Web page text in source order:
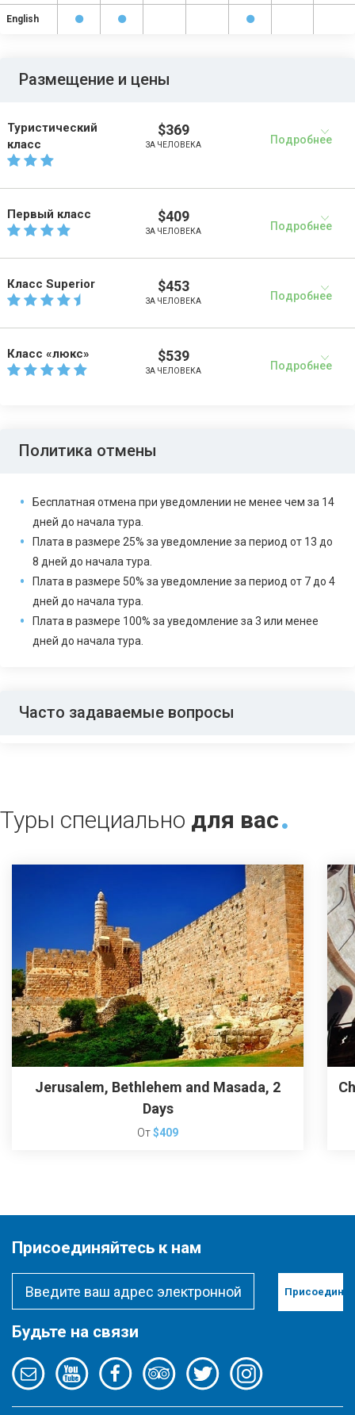
English
Размещение и цены
Туристический
класс
$369
ЗА ЧЕЛОВЕКА Подробнее
Первый класс $409
ЗА ЧЕЛОВЕКА Подробнее
Класс Superior $453
ЗА ЧЕЛОВЕКА Подробнее
Класс «люкс» $539
ЗА ЧЕЛОВЕКА Подробнее
Политика отмены
Бесплатная отмена при уведомлении не менее чем за 14
дней до начала тура.
Плата в размере 25% за уведомление за период от 13 до
8 дней до начала тура.
Плата в размере 50% за уведомление за период от 7 до 4
дней до начала тура.
Плата в размере 100% за уведомление за 3 или менее
дней до начала тура.
Часто задаваемые вопросы
Туры специально для вас
Jerusalem, Bethlehem and Masada, 2
Days
От$409
Присоединяйтесь к нам
Будьте на связи